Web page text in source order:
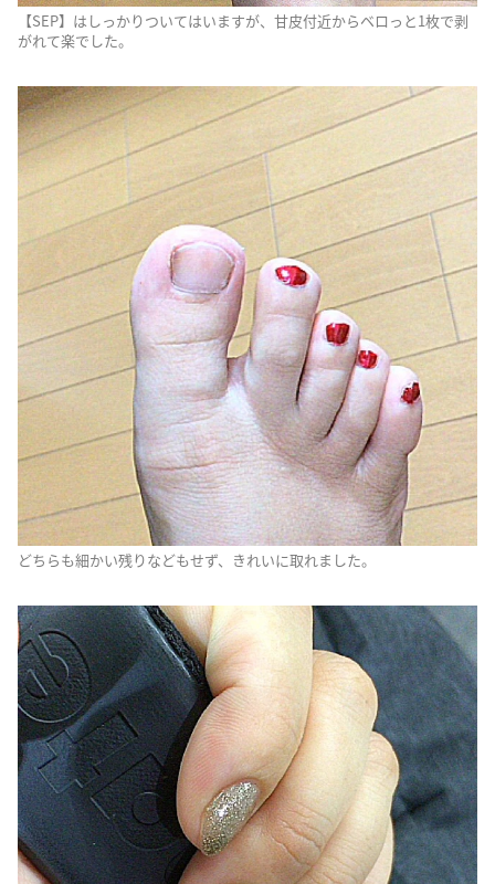
【SEP】はしっかりついてはいますが、甘皮付近からベロっと1枚で剥
がれて楽でした。
どちらも細かい残りなどもせず、きれいに取れました。